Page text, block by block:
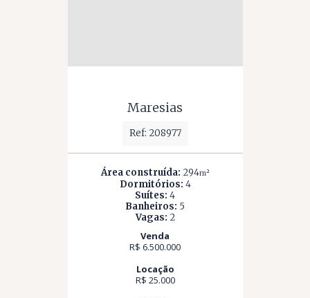
Maresias
Ref: 208977
Área construída: 294m²
Dormitórios: 4
Suítes: 4
Banheiros: 5
Vagas: 2
Venda
R$ 6.500.000
Locação
R$ 25.000